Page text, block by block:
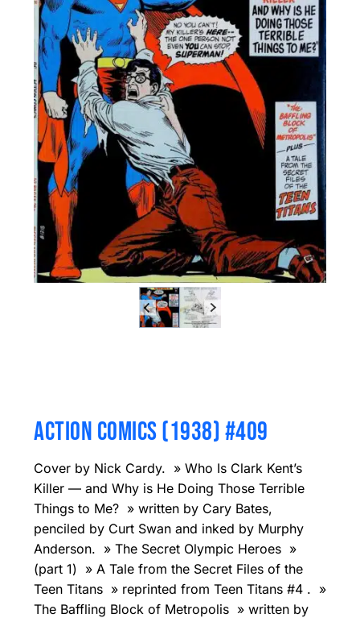
ACTION COMICS (1938) #409
Cover by Nick Cardy. » Who Is Clark Kent’s
Killer — and Why is He Doing Those Terrible
Things to Me? » written by Cary Bates,
penciled by Curt Swan and inked by Murphy
Anderson. » The Secret Olympic Heroes »
(part 1) » A Tale from the Secret Files of the
Teen Titans » reprinted from Teen Titans #4 . »
The Baffling Block of Metropolis » written by